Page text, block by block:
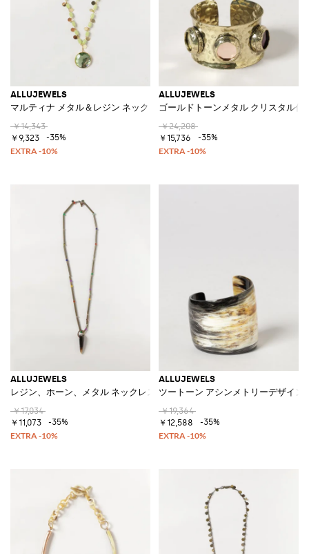
ALLUJEWELS
マルティナ メタル＆レジン ネックレス クリスタル＆チャーム付き
￥14,343
￥9,323
-35%
ALLUJEWELS
ゴールドトーンメタル クリスタル
￥24,208
￥15,736
-35%
ALLUJEWELS
レジン、ホーン、メタル ネックレス スライディングペンダント付き
￥17,034
￥11,073
-35%
ALLUJEWELS
ツートーン アシンメトリーデザイン
￥19,364
￥12,588
-35%